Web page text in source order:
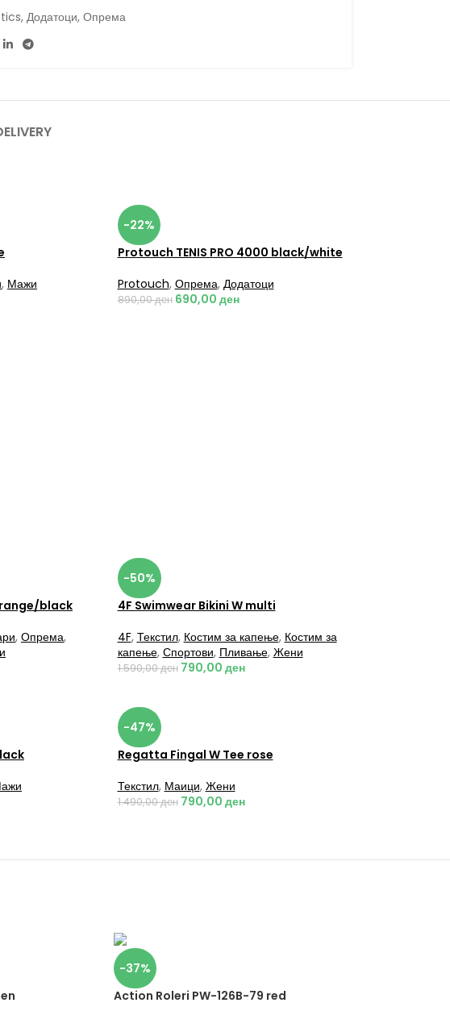
, Додатоци, Опрема
, Мажи
-22%
Protouch TENIS PRO 4000 black/white
Protouch, Опрема, Додатоци
890,00ден 690,00 ден
black
, Опрема,
-50%
4F Swimwear Bikini W multi
4F, Текстил, Костим за капење, Костим за
капење, Спортови, Пливање, Жени
1.590,00ден 790,00 ден
-47%
Regatta Fingal W Tee rose
Текстил, Маици, Жени
1.490,00ден 790,00 ден
-37%
Action Roleri PW-126B-79 red